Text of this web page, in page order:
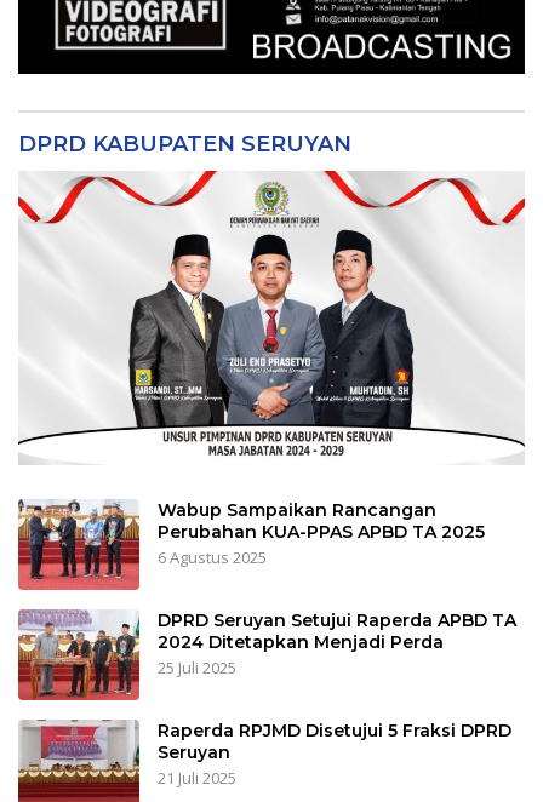
DPRD KABUPATEN SERUYAN
Wabup Sampaikan Rancangan
Perubahan KUA-PPAS APBD TA 2025
6 Agustus 2025
DPRD Seruyan Setujui Raperda APBD TA
2024 Ditetapkan Menjadi Perda
25 Juli 2025
Raperda RPJMD Disetujui 5 Fraksi DPRD
Seruyan
21 Juli 2025